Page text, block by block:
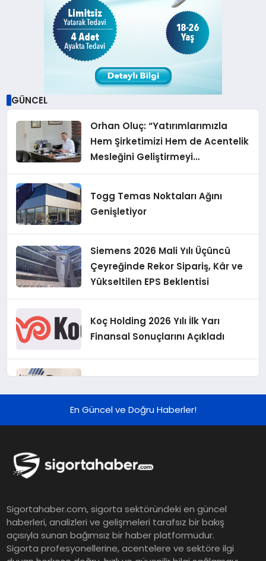
GÜNCEL
Orhan Oluç: “Yatırımlarımızla
Hem Şirketimizi Hem de Acentelik
Mesleğini Geliştirmeyi
Hedefliyoruz”
Togg Temas Noktaları Ağını
Genişletiyor
Siemens 2026 Mali Yılı Üçüncü
Çeyreğinde Rekor Sipariş, Kâr ve
Yükseltilen EPS Beklentisi
Koç Holding 2026 Yılı İlk Yarı
Finansal Sonuçlarını Açıkladı
Grup Müdürü Olarak Atandı
ürünleri uzun vadeyi tutuyor
Şekerbank 2026 İlk Yarı Finansal
Sonuçları
En Güncel ve Doğru Haberler!
Sigortahaber.com, sigorta sektöründeki en güncel
haberleri, analizleri ve gelişmeleri tarafsız bir bakış
açısıyla sunan bağımsız bir haber platformudur.
Sigorta profesyonellerine, acentelere ve sektöre ilgi